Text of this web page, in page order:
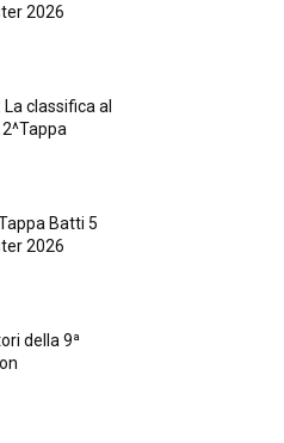
2026
classifica al
Batti 5
2026
della 9ª